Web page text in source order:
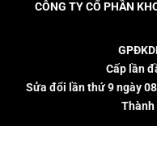
CÔNG TY CỔ PHẦN
Cấp lần
Sửa đổi lần thứ 9 ngày
Thành